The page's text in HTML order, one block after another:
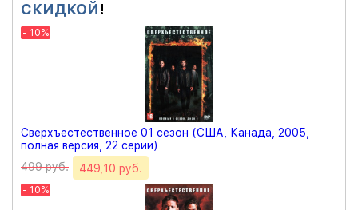
СКИДКОЙ!
- 10%
Сверхъестественное 01 сезон (США, Канада, 2005,
полная версия, 22 серии)
499 руб.
449,10 руб.
- 10%